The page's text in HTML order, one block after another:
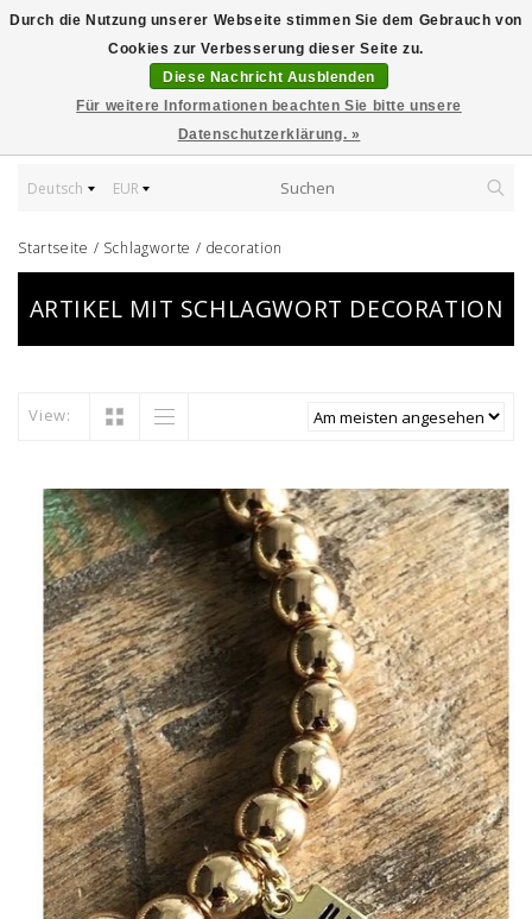
Deutsch EUR
Startseite / Schlagworte / decoration
ARTIKEL MIT SCHLAGWORT DECORATION
View:
Durch die Nutzung unserer Webseite stimmen Sie dem Gebrauch von
Cookies zur Verbesserung dieser Seite zu.
Diese Nachricht Ausblenden
Für weitere Informationen beachten Sie bitte unsere
Datenschutzerklärung. »